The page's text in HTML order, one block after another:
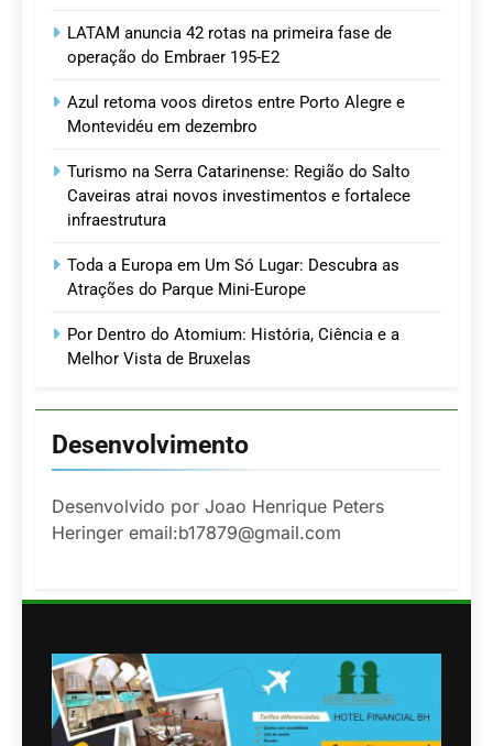
LATAM anuncia 42 rotas na primeira fase de
operação do Embraer 195-E2
Azul retoma voos diretos entre Porto Alegre e
Montevidéu em dezembro
Turismo na Serra Catarinense: Região do Salto
Caveiras atrai novos investimentos e fortalece
infraestrutura
Toda a Europa em Um Só Lugar: Descubra as
Atrações do Parque Mini-Europe
Por Dentro do Atomium: História, Ciência e a
Melhor Vista de Bruxelas
Desenvolvimento
Desenvolvido por Joao Henrique Peters
Heringer email:b17879@gmail.com